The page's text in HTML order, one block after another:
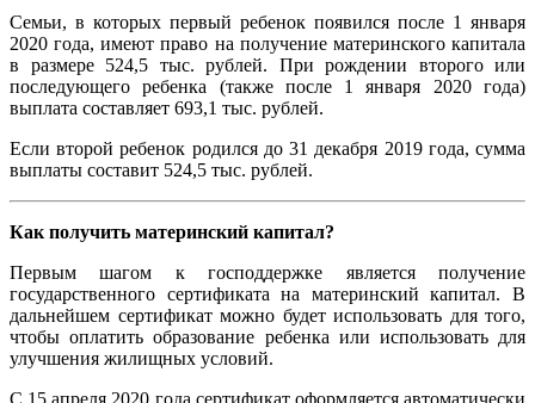
Семьи, в которых первый ребенок появился после 1 января
2020 года, имеют право на получение материнского капитала
в размере 524,5 тыс. рублей. При рождении второго или
последующего ребенка (также после 1 января 2020 года)
выплата составляет 693,1 тыс. рублей.
Если второй ребенок родился до 31 декабря 2019 года, сумма
выплаты составит 524,5 тыс. рублей.
Как получить материнский капитал?
Первым шагом к господдержке является получение
государственного сертификата на материнский капитал. В
дальнейшем сертификат можно будет использовать для того,
чтобы оплатить образование ребенка или использовать для
улучшения жилищных условий.